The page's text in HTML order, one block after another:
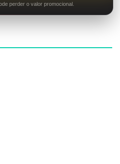
perder o valor promocional.